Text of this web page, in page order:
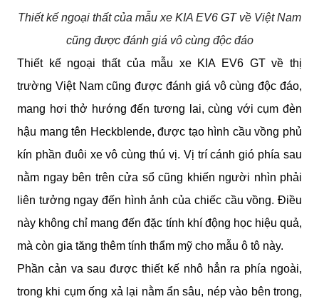
Thiết kế ngoại thất của mẫu xe KIA EV6 GT về Việt Nam
cũng được đánh giá vô cùng độc đáo
Thiết kế ngoại thất của mẫu xe KIA EV6 GT về thị
trường Việt Nam cũng được đánh giá vô cùng độc đáo,
mang hơi thở hướng đến tương lai, cùng với cụm đèn
hậu mang tên Heckblende, được tạo hình cầu vồng phủ
kín phần đuôi xe vô cùng thú vị. Vị trí cánh gió phía sau
nằm ngay bên trên cửa sổ cũng khiến người nhìn phải
liên tưởng ngay đến hình ảnh của chiếc cầu vồng. Điều
này không chỉ mang đến đặc tính khí động học hiệu quả,
mà còn gia tăng thêm tính thẩm mỹ cho mẫu ô tô này.
Phần cản va sau được thiết kế nhô hẳn ra phía ngoài,
trong khi cụm ống xả lại nằm ẩn sâu, nép vào bên trong,